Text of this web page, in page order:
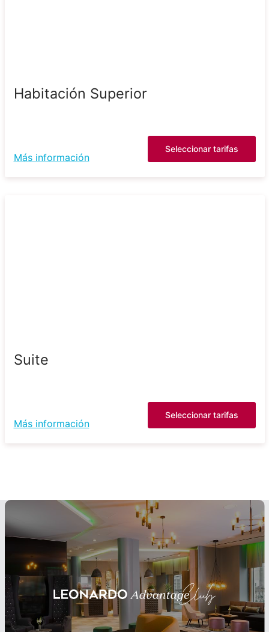
Habitación Superior
Más información
Seleccionar tarifas
Suite
Más información
Seleccionar tarifas